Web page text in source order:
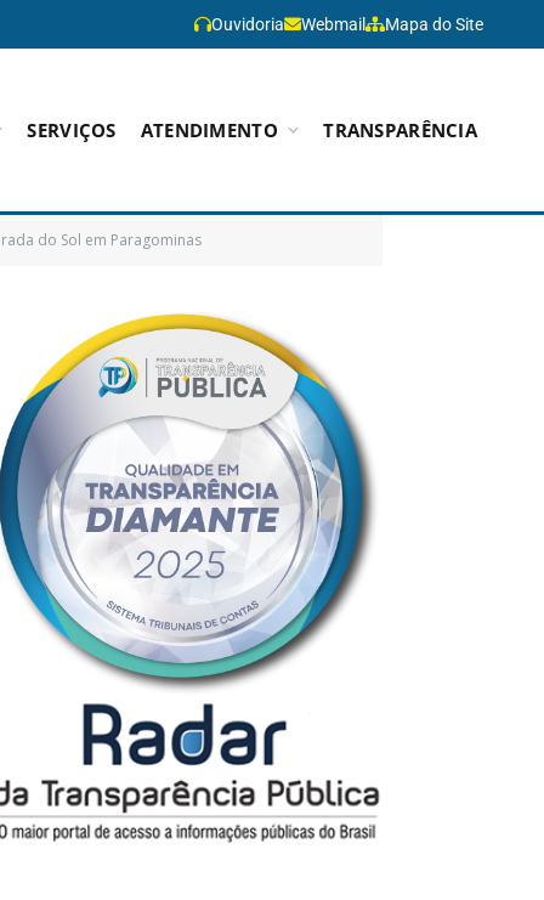
Ouvidoria Webmail Mapa do Site
SERVIÇOS ATENDIMENTO TRANSPARÊNCIA
do Sol em Paragominas